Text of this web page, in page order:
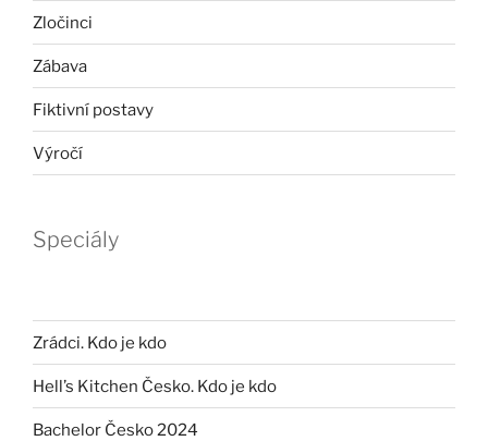
Zločinci
Zábava
Fiktivní postavy
Výročí
Speciály
Zrádci. Kdo je kdo
Hell’s Kitchen Česko. Kdo je kdo
Bachelor Česko 2024